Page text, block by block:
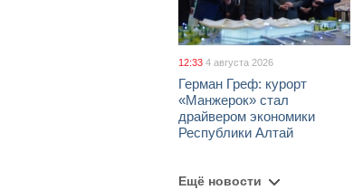
12:33 4 августа 2026
Герман Греф: курорт
«Манжерок» стал
драйвером экономики
Республики Алтай
Ещё новости